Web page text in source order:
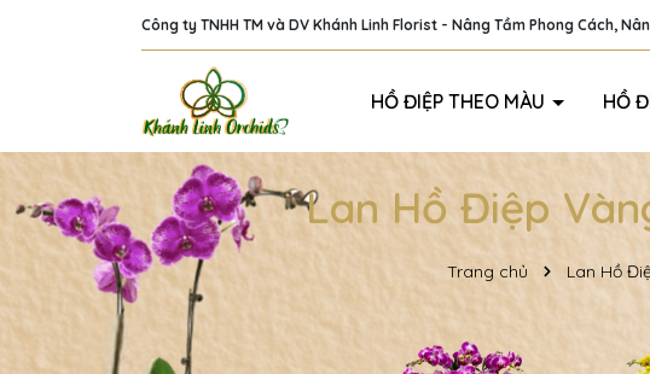
Công ty TNHH TM và DV Khánh Linh Florist - Nâng Tầm Phong Cách,
HỒ ĐIỆP THEO MÀU HỒ
Lan Hồ Điệp
Trang chủ Lan Hồ